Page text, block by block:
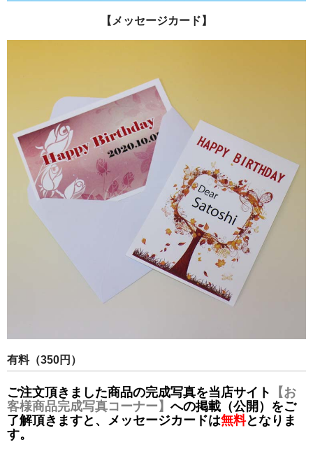
【メッセージカード】
有料（350円）
ご注文頂きました商品の完成写真を当店サイト
【お
客様商品完成写真コーナー】 への掲載（公開）をご
了解頂きますと、メッセージカードは無料となりま
す。